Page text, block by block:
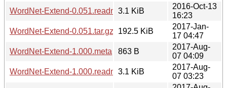
WordNet-Extend-0.051.readme3.1 KiB
2016-Oct-13
16:23
WordNet-Extend-0.051.tar.gz
192.5 KiB
2017-Jan-
17 04:47
WordNet-Extend-1.000.meta
863 B
2017-Aug-
07 04:09
WordNet-Extend-1.000.readme3.1 KiB
2017-Aug-
07 03:23